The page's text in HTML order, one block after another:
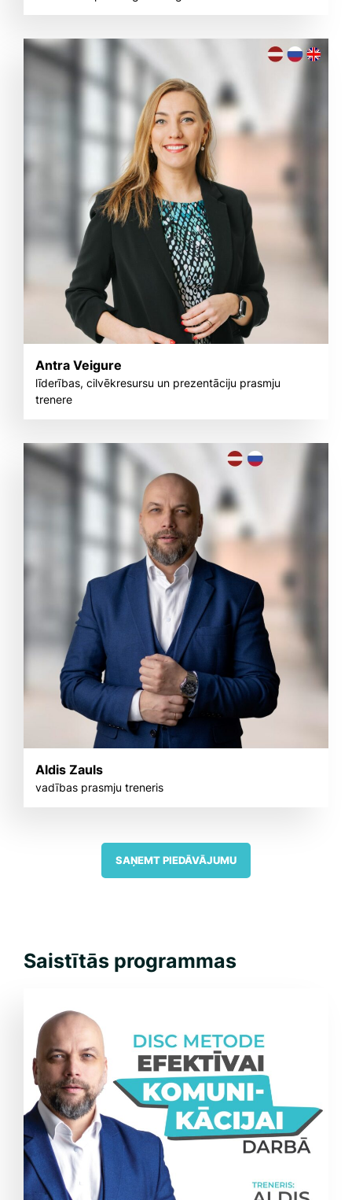
Antra Veigure
līderības, cilvēkresursu un prezentāciju prasmju
trenere
Aldis Zauls
vadības prasmju treneris
SAŅEMT PIEDĀVĀJUMU
Saistītās programmas